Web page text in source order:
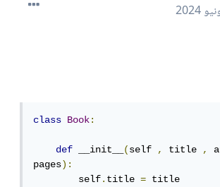
class Book:
def __init__(self , title ,
pages):
        self
.title = title